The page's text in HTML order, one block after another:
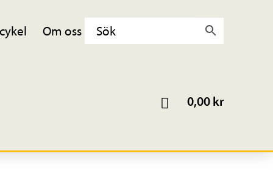
Om oss
0,00kr